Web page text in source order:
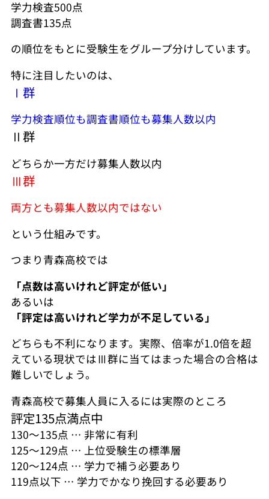
学力検査500点
調査書135点
の順位をもとに受験生をグループ分けしています。
特に注目したいのは、
Ⅰ群
学力検査順位も調査書順位も募集人数以内
Ⅱ群
どちらか一方だけ募集人数以内
Ⅲ群
両方とも募集人数以内ではない
という仕組みです。
つまり青森高校では
「点数は高いけれど評定が低い」
あるいは
「評定は高いけれど学力が不足している」
どちらも不利になります。実際、倍率が1.0倍を超
えている現状ではⅢ群に当てはまった場合の合格は
難しいでしょう。
青森高校で募集人員に入るには実際のところ
評定135点満点中
130～135点 … 非常に有利
125～129点 … 上位受験生の標準層
120～124点 … 学力で補う必要あり
119点以下 … 学力でかなり挽回する必要あり